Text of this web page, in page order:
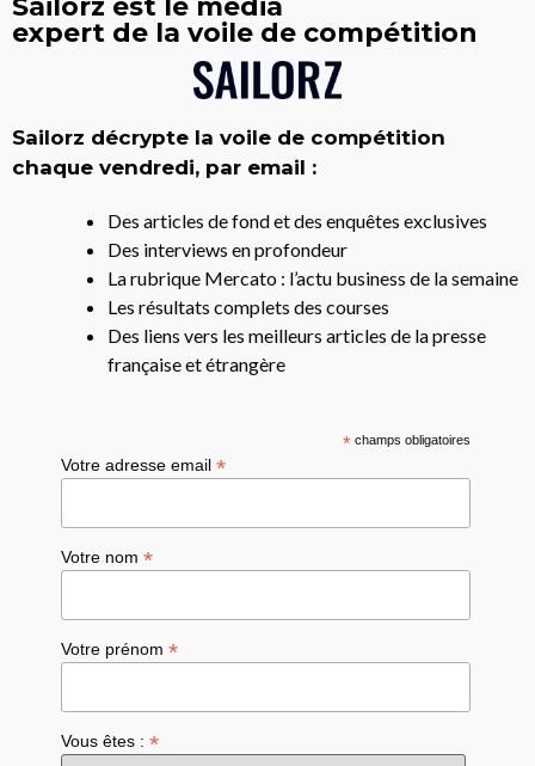
expert de la voile de compétition
Sailorz décrypte la voile de compétition
chaque vendredi, par email :
Des articles de fond et des enquêtes exclusives
Des interviews en profondeur
La rubrique Mercato : l’actu business de la semaine
Les résultats complets des courses
Des liens vers les meilleurs articles de la presse
française et étrangère
*champs obligatoires
Votre adresse email*
Votre nom*
Votre prénom*
Vous êtes :*